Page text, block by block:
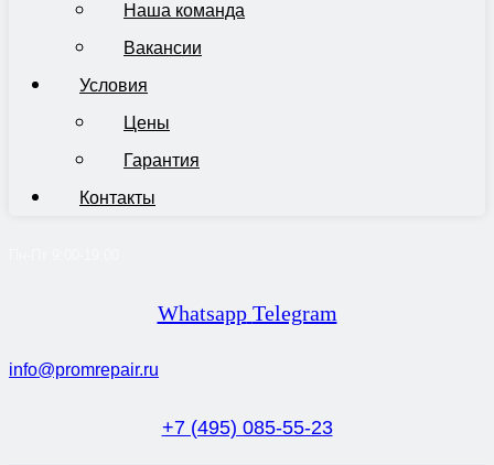
Наша команда
Вакансии
Условия
Цены
Гарантия
Контакты
Whatsapp Telegram
info@promrepair.ru
+7 (495) 085-55-23